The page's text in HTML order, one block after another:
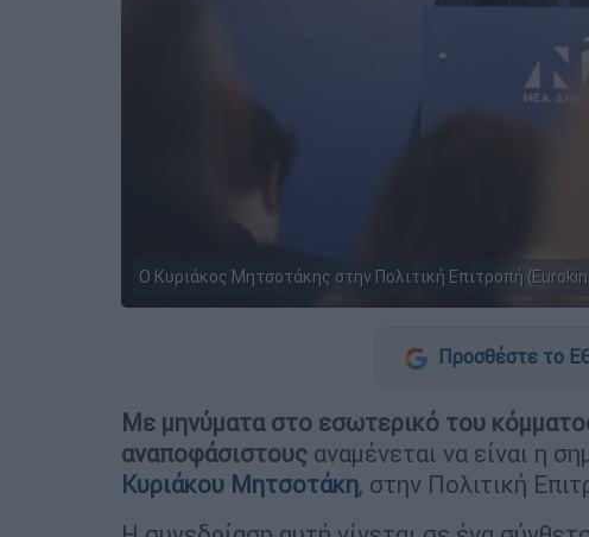
Ο Κυριάκος Μητσοτάκης στην Πολιτική Επιτροπή
Προσθέστε το
Με μηνύματα στο εσωτερικό του
αναποφάσιστους αναμένεται να είναι η
Κυριάκου Μητσοτάκη, στην Πολιτική